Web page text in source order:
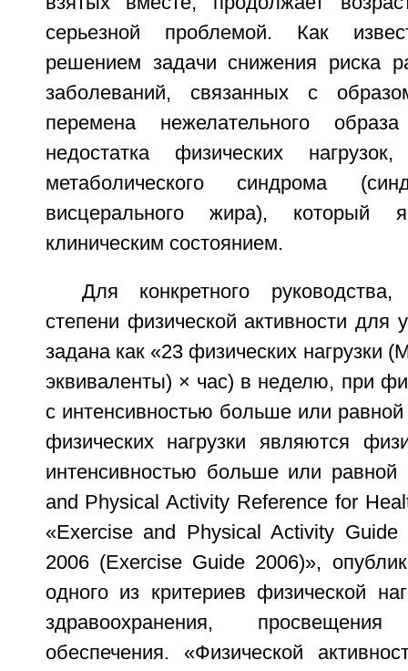
серьезной проблемой. Как
решением задачи снижения риска
заболеваний, связанных с
перемена нежелательного
недостатка физических
метаболического синдрома
висцерального жира), который
клиническим состоянием.
Для конкретного
степени физической активности для
задана как «23 физических нагрузки
эквиваленты) × час) в неделю, при
с интенсивностью больше или
физических нагрузки являются
интенсивностью больше или
and Physical Activity Reference for
«Exercise and Physical Activity
2006 (Exercise Guide 2006)»,
одного из критериев физической
здравоохранения,
обеспечения. «Физической